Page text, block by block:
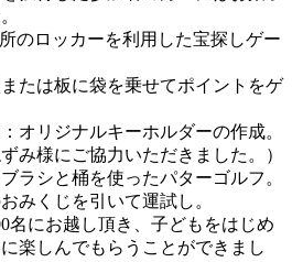
のロッカーを利用した宝探しゲー
たは板に袋を乗せてポイントをゲ
オリジナルキーホルダーの作成。
み様にご協力いただきました。）
ラシと桶を使ったパターゴルフ。
みくじを引いて運試し。
名にお越し頂き、子どもをはじめ
楽しんでもらうことができまし